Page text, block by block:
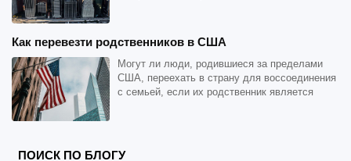
Как перевезти родственников в США
Могут ли люди, родившиеся за пределами
США, переехать в страну для воссоединения
с семьей, если их родственник является
ПОИСК ПО БЛОГУ